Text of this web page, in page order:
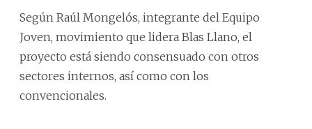
Según Raúl Mongelós, integrante del Equipo
Joven, movimiento que lidera Blas Llano, el
proyecto está siendo consensuado con otros
sectores internos, así como con los
convencionales.